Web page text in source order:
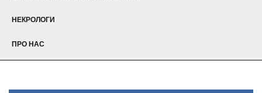
НЕКРОЛОГИ
ПРО НАС